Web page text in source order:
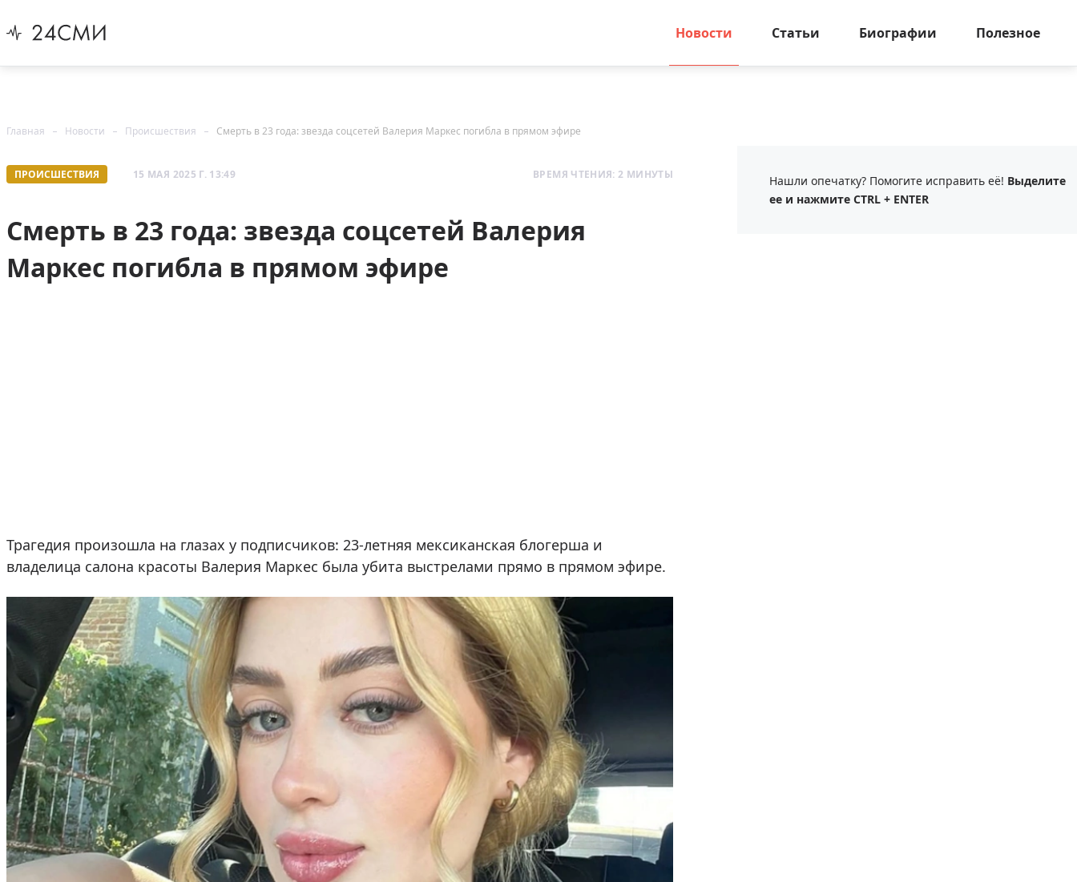
Новости Статьи Биографии Полезное
Главная Новости Происшествия Смерть в 23 года: звезда соцсетей Валерия Маркес погибла в прямом эфире
ПРОИСШЕСТВИЯ 15 МАЯ 2025 Г. 13:49 ВРЕМЯ ЧТЕНИЯ: 2 МИНУТЫ
Смерть в 23 года: звезда соцсетей Валерия
Маркес погибла в прямом эфире
Трагедия произошла на глазах у подписчиков: 23-летняя мексиканская блогерша и
владелица салона красоты Валерия Маркес была убита выстрелами прямо в прямом эфире.
Нашли опечатку? Помогите исправить её! Выделите
ее и нажмите CTRL + ENTER